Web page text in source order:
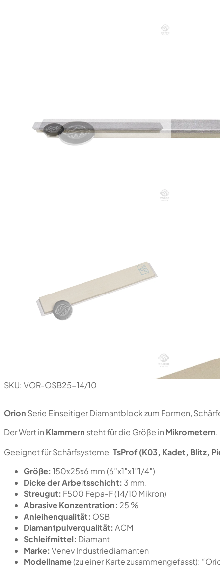
Orion Serie Einseitiger Diamantblock zum Formen,
Der Wert inKlammern steht für die Größe inMikrometern.
Geeignet für Schärfsysteme: TsProf (K03, Kadet, Blitz,
Größe: 150х25х6 mm (6″x1″x1″1/4″)
Dicke der Arbeitsschicht: 3 mm.
Streugut: F500 Fepa-F (14/10 Mikron)
Abrasive Konzentration: 25 %
Anleihenqualität: OSB
Diamantpulverqualität: ACM
Schleifmittel: Diamant
Marke: Venev Industriediamanten
Modellname(zu einer Karte zusammengefasst):
SKU: VOR-OSB25-14/10